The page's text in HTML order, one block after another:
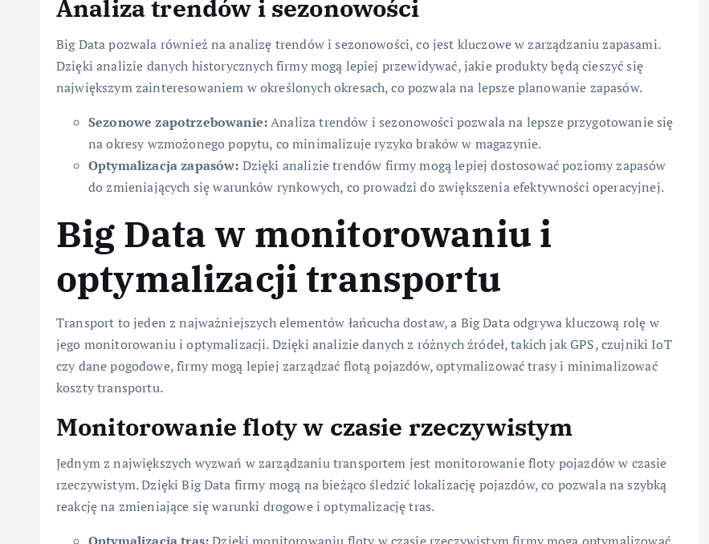
Analiza trendów i sezonowości
Big Data pozwala również na analizę trendów i sezonowości, co jest kluczowe w zarządzaniu zapasami.
Dzięki analizie danych historycznych firmy mogą lepiej przewidywać, jakie produkty będą cieszyć się
największym zainteresowaniem w określonych okresach, co pozwala na lepsze planowanie zapasów.
Sezonowe zapotrzebowanie:Analiza trendów i sezonowości pozwala na lepsze przygotowanie się
na okresy wzmożonego popytu, co minimalizuje ryzyko braków w magazynie.
Optymalizacja zapasów: Dzięki analizie trendów firmy mogą lepiej dostosować poziomy zapasów
do zmieniających się warunków rynkowych, co prowadzi do zwiększenia efektywności operacyjnej.
Big Data w monitorowaniu i
optymalizacji transportu
Transport to jeden z najważniejszych elementów łańcucha dostaw, a Big Data odgrywa kluczową rolę w
jego monitorowaniu i optymalizacji. Dzięki analizie danych z różnych źródeł, takich jak GPS, czujniki IoT
czy dane pogodowe, firmy mogą lepiej zarządzać flotą pojazdów, optymalizować trasy i minimalizować
koszty transportu.
Monitorowanie floty w czasie rzeczywistym
Jednym z największych wyzwań w zarządzaniu transportem jest monitorowanie floty pojazdów w czasie
rzeczywistym. Dzięki Big Data firmy mogą na bieżąco śledzić lokalizację pojazdów, co pozwala na szybką
reakcję na zmieniające się warunki drogowe i optymalizację tras.